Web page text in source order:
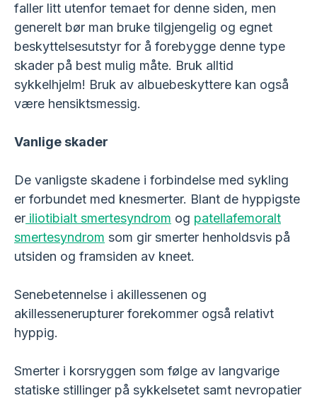
faller litt utenfor temaet for denne siden, men
generelt bør man bruke tilgjengelig og egnet
beskyttelsesutstyr for å forebygge denne type
skader på best mulig måte. Bruk alltid
sykkelhjelm! Bruk av albuebeskyttere kan også
være hensiktsmessig.
Vanlige skader
De vanligste skadene i forbindelse med sykling
er forbundet med knesmerter. Blant de hyppigste
er iliotibialt smertesyndrom og patellafemoralt
smertesyndrom som gir smerter henholdsvis på
utsiden og framsiden av kneet.
Senebetennelse i akillessenen og
akillessenerupturer forekommer også relativt
hyppig.
Smerter i korsryggen som følge av langvarige
statiske stillinger på sykkelsetet samt nevropatier